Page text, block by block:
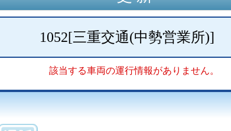
1052[三重交通(中勢営業所)]
該当する車両の運行情報がありません。